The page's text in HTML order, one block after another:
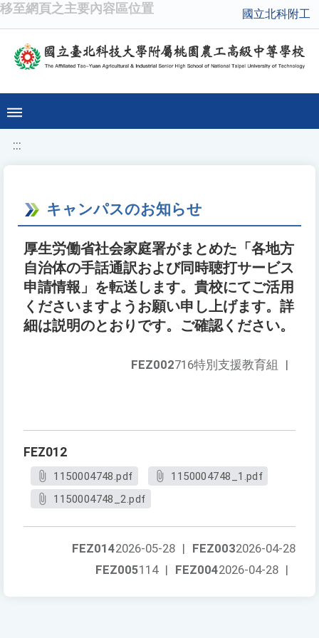
移至網頁之主要內容區位置 國立北科附工
:::
キャンパスのお知らせ
厚生労働省社会家庭署がまとめた「各地方
自治体の手話通訳および同時聴打サービス
申請情報」を転送します。貴校にてご活用
くださいますようお願い申し上げます。詳
細は説明のとおりです。ご確認ください。
FEZ002716特別支援教育組 |
FEZ012
1150004748.pdf
1150004748_1.pdf
1150004748_2.pdf
FEZ0032026-04-28
FEZ0142026-05-28 |
FEZ0042026-04-28 |
FEZ005114 |